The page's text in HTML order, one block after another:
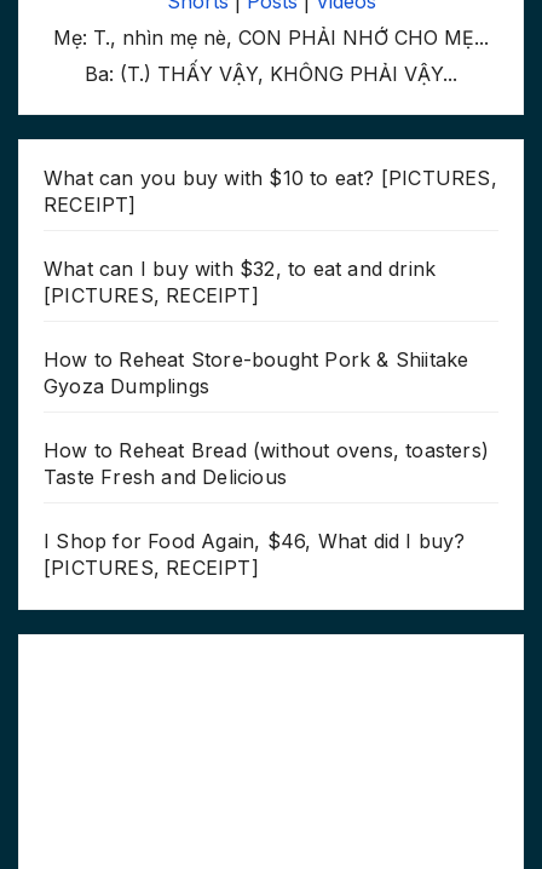
Mẹ: T., nhìn mẹ nè, CON PHẢI NHỚ CHO MẸ...
Ba: (T.) THẤY VẬY, KHÔNG PHẢI VẬY...
What can you buy with $10 to eat? [PICTURES,
RECEIPT]
What can I buy with $32, to eat and drink
[PICTURES, RECEIPT]
How to Reheat Store-bought Pork & Shiitake
Gyoza Dumplings
How to Reheat Bread (without ovens, toasters)
Taste Fresh and Delicious
I Shop for Food Again, $46, What did I buy?
[PICTURES, RECEIPT]